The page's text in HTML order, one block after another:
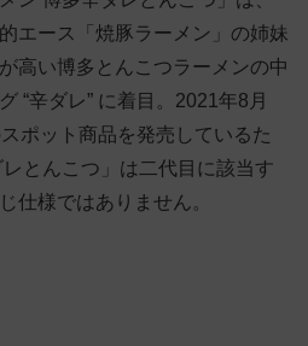
エース「焼豚ラーメン」の姉妹
高い博多とんこつラーメンの中
“辛ダレ” に着目。2021年8月
ポット商品を発売しているた
とんこつ」は二代目に該当す
仕様ではありません。